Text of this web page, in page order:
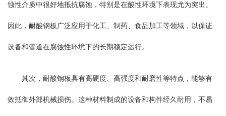
蚀性介质中很好地抵抗腐蚀，特别是在酸性环境下表现尤为突出。
因此，耐酸钢板广泛应用于化工、制药、食品加工等领域，以保证
设备和管道在腐蚀性环境下的长期稳定运行。
其次，耐酸钢板具有高硬度、高强度和耐磨性等特点，能够有
效抵御外部机械损伤。这种材料制成的设备和构件经久耐用，不易